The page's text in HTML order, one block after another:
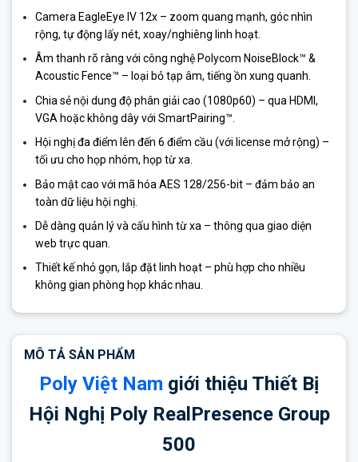
Camera EagleEye IV 12x – zoom quang mạnh, góc nhìn
rộng, tự động lấy nét, xoay/nghiêng linh hoạt.
Âm thanh rõ ràng với công nghệ Polycom NoiseBlock™ &
Acoustic Fence™ – loại bỏ tạp âm, tiếng ồn xung quanh.
Chia sẻ nội dung độ phân giải cao (1080p60) – qua HDMI,
VGA hoặc không dây với SmartPairing™.
Hội nghị đa điểm lên đến 6 điểm cầu (với license mở rộng) –
tối ưu cho họp nhóm, họp từ xa.
Bảo mật cao với mã hóa AES 128/256-bit – đảm bảo an
toàn dữ liệu hội nghị.
Dễ dàng quản lý và cấu hình từ xa – thông qua giao diện
web trực quan.
Thiết kế nhỏ gọn, lắp đặt linh hoạt – phù hợp cho nhiều
không gian phòng họp khác nhau.
MÔ TẢ SẢN PHẨM
Poly Việt Nam giới thiệu Thiết Bị
Hội Nghị Poly RealPresence Group
500